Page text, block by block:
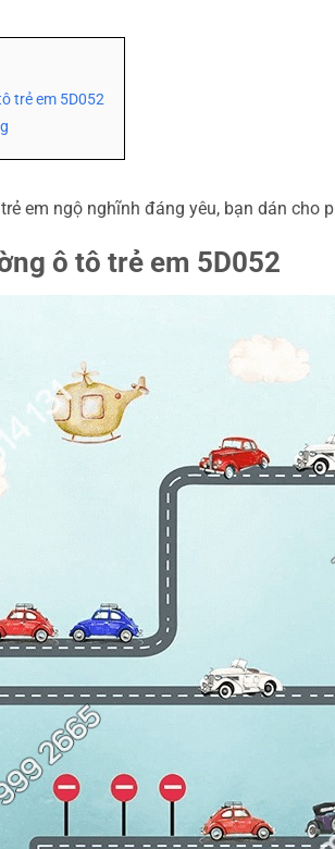
trẻ em 5D052
trẻ em ngộ nghĩnh đáng yêu, bạn dán cho
ô tô trẻ em 5D052